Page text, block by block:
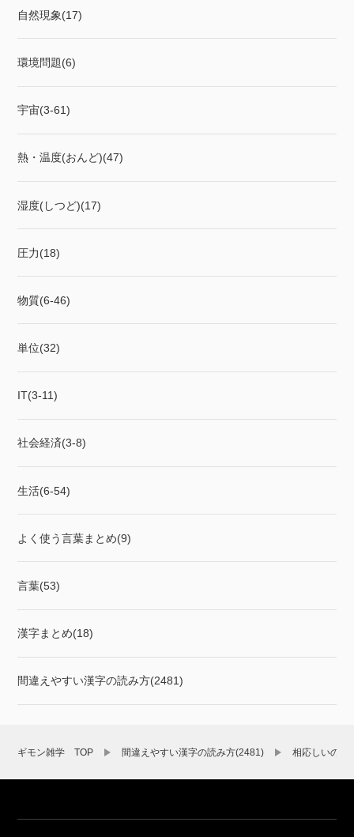
自然現象(17)
環境問題(6)
宇宙(3-61)
熱・温度(おんど)(47)
湿度(しつど)(17)
圧力(18)
物質(6-46)
単位(32)
IT(3-11)
社会経済(3-8)
生活(6-54)
よく使う言葉まとめ(9)
言葉(53)
漢字まとめ(18)
間違えやすい漢字の読み方(2481)
ギモン雑学 TOP 間違えやすい漢字の読み方(2481) 相応しいの読